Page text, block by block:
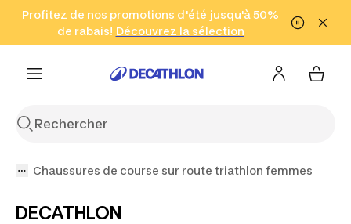
Aller à la recherche Aller au contenu Aller au pied de
Profitez de nos promotions d'été jusqu'à 50%
de rabais! Découvrez la sélection
Cliquez ici
en seulement 2 h!
(Zones sélectionnées)
Chaussures de course sur route triathlon femmes
DECATHLON